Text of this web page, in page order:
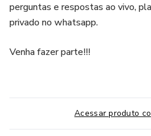
perguntas e respostas ao vivo,
privado no whatsapp.
Venha fazer parte!!!
Acessar produto